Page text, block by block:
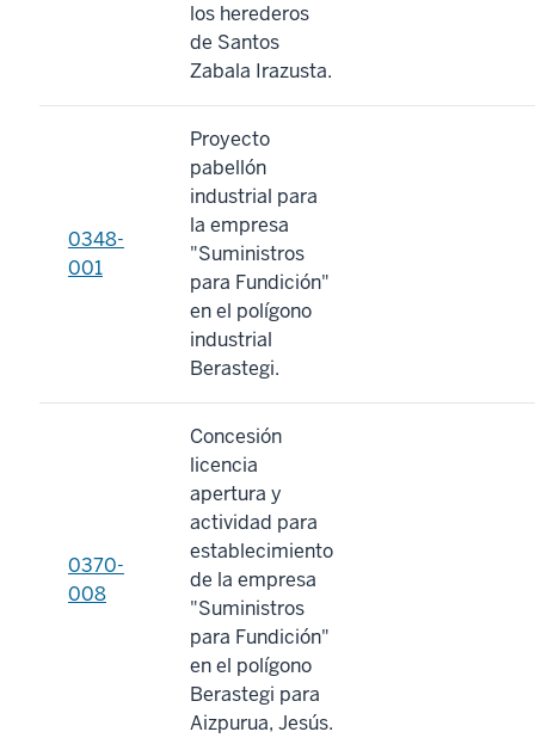
los herederos
de Santos
Zabala Irazusta.
0348-
001
Proyecto
pabellón
industrial para
la empresa
"Suministros
para Fundición"
en el polígono
industrial
Berastegi.
0370-
008
Concesión
licencia
apertura y
actividad para
establecimiento
de la empresa
"Suministros
para Fundición"
en el polígono
Berastegi para
Aizpurua, Jesús.